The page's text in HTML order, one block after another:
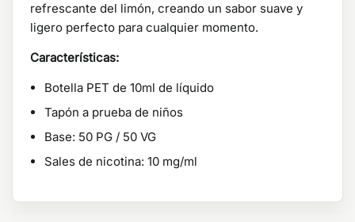
refrescante del limón, creando un sabor suave y
ligero perfecto para cualquier momento.
Características:
Botella PET de 10ml de líquido
Tapón a prueba de niños
Base: 50 PG / 50 VG
Sales de nicotina: 10 mg/ml